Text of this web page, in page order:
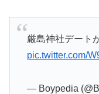
厳島神社デート
pic.twitter.com/
— Boypedia